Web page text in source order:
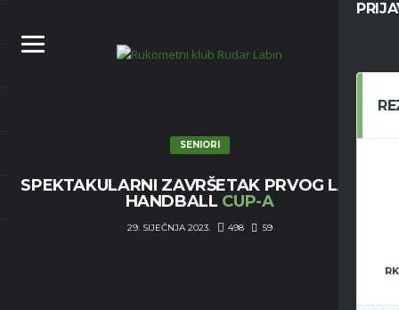
SENIORI
SPEKTAKULARNI ZAVRŠETAK PRVOG LABIN
HANDBALL CUP-A
29. SIJEČNJA 2023. 498 59